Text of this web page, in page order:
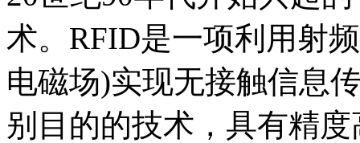
术。RFID是一项利用射
电磁场)实现无接触信息
别目的的技术，具有精